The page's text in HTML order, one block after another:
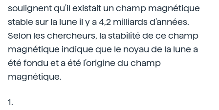
soulignent qu'il existait un champ magnétique
stable sur la lune il y a 4,2 milliards d'années.
Selon les chercheurs, la stabilité de ce champ
magnétique indique que le noyau de la lune a
été fondu et a été l'origine du champ
magnétique.
1.